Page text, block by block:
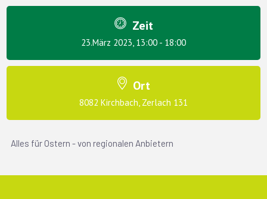
Zeit
23.März 2023, 13:00 - 18:00
Ort
8082 Kirchbach, Zerlach 131
Alles für Ostern - von regionalen Anbietern